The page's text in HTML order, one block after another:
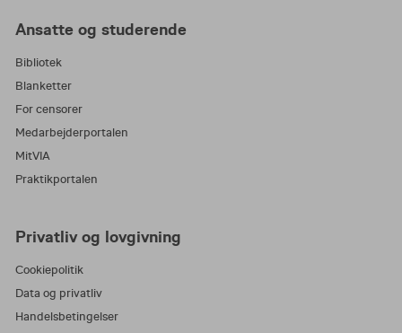
Ansatte og studerende
Bibliotek
Blanketter
For censorer
Medarbejderportalen
MitVIA
Praktikportalen
Privatliv og lovgivning
Cookiepolitik
Data og privatliv
Handelsbetingelser